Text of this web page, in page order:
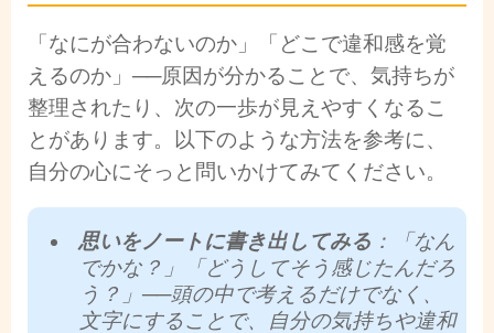
「なにが合わないのか」「どこで違和感を覚
えるのか」──原因が分かることで、気持ちが
整理されたり、次の一歩が見えやすくなるこ
とがあります。以下のような方法を参考に、
自分の心にそっと問いかけてみてください。
思いをノートに書き出してみる ：「なん
でかな？」「どうしてそう感じたんだろ
う？」──頭の中で考えるだけでなく、
文字にすることで、自分の気持ちや違和